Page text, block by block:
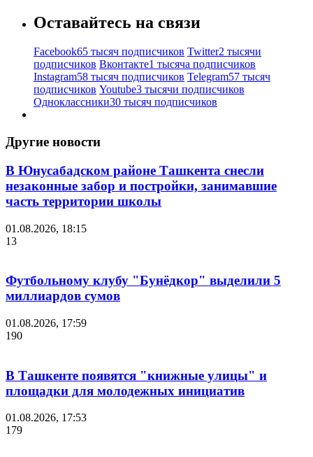
Оставайтесь на связи
Facebook65 тысяч подписчиков Twitter2 тысячи
подписчиков Вконтакте1 тысяча подписчиков
Instagram58 тысяч подписчиков Telegram57 тысяч
подписчиков Youtube3 тысячи подписчиков
Одноклассники30 тысяч подписчиков
Другие новости
В Юнусабадском районе Ташкента снесли
незаконные забор и постройки, занимавшие
часть территории школы
01.08.2026, 18:15
13
Футбольному клубу "Бунёдкор" выделили 5
миллиардов сумов
01.08.2026, 17:59
190
В Ташкенте появятся "книжные улицы" и
площадки для молодежных инициатив
01.08.2026, 17:53
179